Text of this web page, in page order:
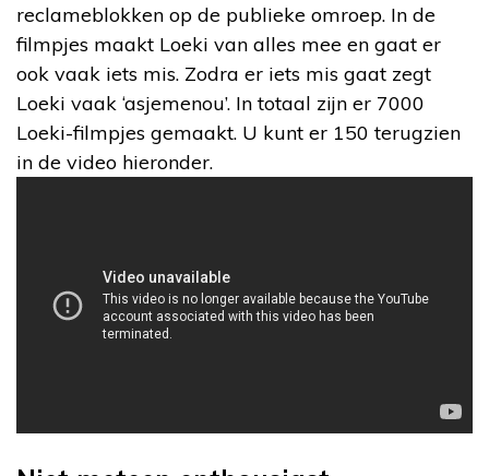
reclameblokken op de publieke omroep. In de
filmpjes maakt Loeki van alles mee en gaat er
ook vaak iets mis. Zodra er iets mis gaat zegt
Loeki vaak ‘asjemenou’. In totaal zijn er 7000
Loeki-filmpjes gemaakt. U kunt er 150 terugzien
in de video hieronder.